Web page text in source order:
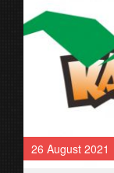
26 August 2021